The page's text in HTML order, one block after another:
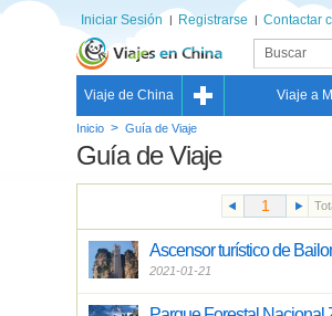
Iniciar Sesión Registrarse Contactar
Viaje de China Viaje a
Inicio > Guía de Viaje
Guía de Viaje
Ascensor turístico de
2021-01-21